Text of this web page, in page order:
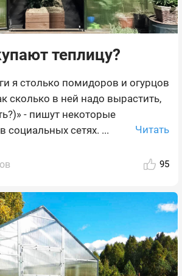
теплицу?
я столько помидоров и огурцов
сколько в ней надо вырастить,
- пишут некоторые
социальных сетях. ...
Читать
95